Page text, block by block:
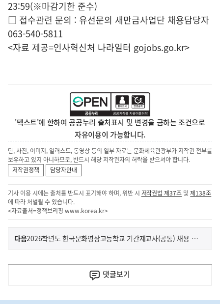
23:59(※마감기한 준수)
□ 접수관련 문의 : 유선문의 새만금사업단 채용담당자
063-540-5811
<자료 제공=인사혁신처 나라일터 gojobs.go.kr>
'텍스트'에 한하여 공공누리 출처표시 및 변경을 금하는 조건으로
자유이용이 가능합니다.
단, 사진, 이미지, 일러스트, 동영상 등의 일부 자료는 문화체육관광부가 저작권 전부를
보유하고 있지 아니하므로, 반드시 해당 저작권자의 허락을 받으셔야 합니다.
저작권정책
담당자안내
기사 이용 시에는 출처를 반드시 표기해야 하며, 위반 시 저작권법 제37조 및제138조
에 따라 처벌될 수 있습니다.
<자료출처=정책브리핑 www.korea.kr>
이
전
다
음
기
다음기
사
2026학년도 한국문화영상고등학교 기간제교사(공통) 채용 공고
댓글보기